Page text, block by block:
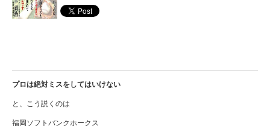
プロは絶対ミスをしてはいけない
と、こう説くのは
福岡ソフトバンクホークス